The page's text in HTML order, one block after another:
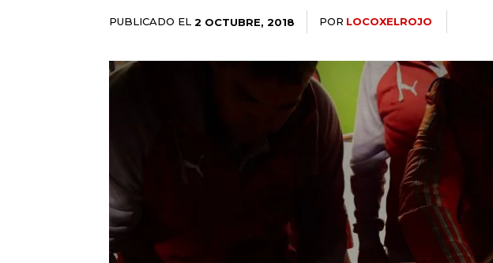
PUBLICADO EL 2 OCTUBRE, 2018 POR LOCOXELROJO